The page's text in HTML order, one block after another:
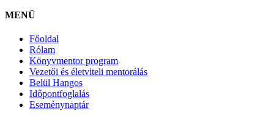
MENÜ
Főoldal
Rólam
Könyvmentor program
Vezetői és életviteli mentorálás
Belül Hangos
Időpontfoglalás
Eseménynaptár